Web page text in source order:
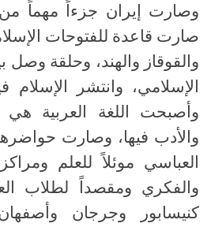
وصارت إيران جزءاً مهماً من
صارت قاعدة للفتوحات
والقوقاز والهند، وحلقة وصل
الإسلامي، وانتشر
وأصبحت اللغة العربية هي
والأدب فيها، وصارت
العباسي موئلاً للعلم
والفكري ومقصداً لطلاب
كنيسابور وجرجان